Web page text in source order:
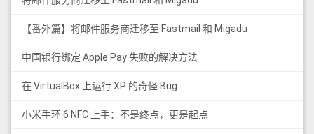
【番外篇】将邮件服务商迁移至 Fastmail 和 Migadu
中国银行绑定 Apple Pay 失败的解决方法
在 VirtualBox 上运行 XP 的奇怪 Bug
小米手环 6 NFC 上手：不是终点，更是起点